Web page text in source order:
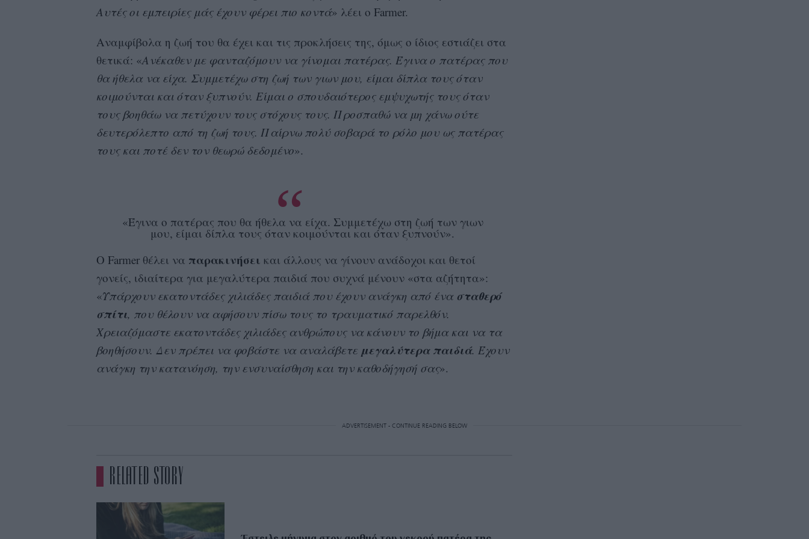
Αυτές οι εμπειρίες μάς έχουν φέρει πιο κοντά» λέει ο Farmer.
Αναμφίβολα η ζωή του θα έχει και τις προκλήσεις της, όμως ο ίδιος εστιάζει στα
θετικά: «Ανέκαθεν με φανταζόμουν να γίνομαι πατέρας. Έγινα ο πατέρας που
θα ήθελα να είχα. Συμμετέχω στη ζωή των γιων μου, είμαι δίπλα τους όταν
κοιμούνται και όταν ξυπνούν. Είμαι ο σπουδαιότερος εμψυχωτής τους όταν
τους βοηθάω να πετύχουν τους στόχους τους. Προσπαθώ να μη χάνω ούτε
δευτερόλεπτο από τη ζωή τους. Παίρνω πολύ σοβαρά το ρόλο μου ως πατέρας
τους και ποτέ δεν τον θεωρώ δεδομένο».
«Έγινα ο πατέρας που θα ήθελα να είχα. Συμμετέχω στη ζωή των γιων
μου, είμαι δίπλα τους όταν κοιμούνται και όταν ξυπνούν».
Ο Farmer θέλει να παρακινήσει και άλλους να γίνουν ανάδοχοι και θετοί
γονείς, ιδιαίτερα για μεγαλύτερα παιδιά που συχνά μένουν «στα αζήτητα»:
«Υπάρχουν εκατοντάδες χιλιάδες παιδιά που έχουν ανάγκη από ένα σταθερό
σπίτι, που θέλουν να αφήσουν πίσω τους το τραυματικό παρελθόν.
Χρειαζόμαστε εκατοντάδες χιλιάδες ανθρώπους να κάνουν το βήμα και να τα
βοηθήσουν. Δεν πρέπει να φοβάστε να αναλάβετε μεγαλύτερα παιδιά. Έχουν
ανάγκη την κατανόηση, την ενσυναίσθηση και την καθοδήγησή σας».
ADVERTISEMENT - CONTINUE READING BELOW
RELATED STORY